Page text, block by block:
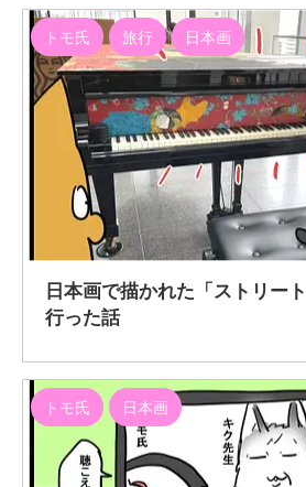
トモ氏 旅行 日本画
日本画で描かれた「ストリー
行った話
トモ氏 日本画